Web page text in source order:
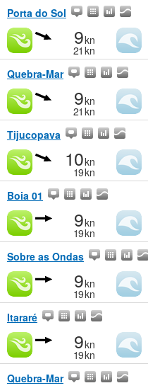
Porta do Sol
9kn
21 kn
Quebra-Mar
9kn
21 kn
Tijucopava
10kn
19kn
Boia 01
9kn
19kn
Sobre as Ondas
9kn
19kn
Itararé
9kn
19kn
Quebra-Mar